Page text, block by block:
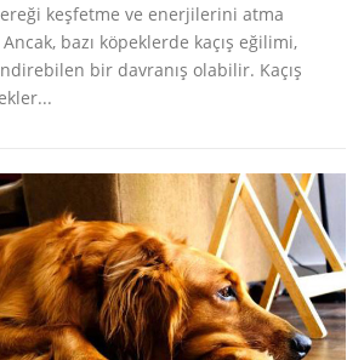
keşfetme ve enerjilerini atma
bazı köpeklerde kaçış eğilimi,
bir davranış olabilir. Kaçış